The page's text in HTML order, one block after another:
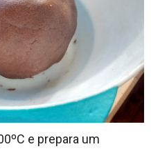
e prepara um